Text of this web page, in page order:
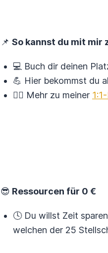
📌 So kannst du mit mir
💻 Buch dir deinen
💪 Hier bekommst du
🙋‍♀️ Mehr zu meiner
😎 Ressourcen für 0 €
🕓 Du willst Zeit
welchen der 25